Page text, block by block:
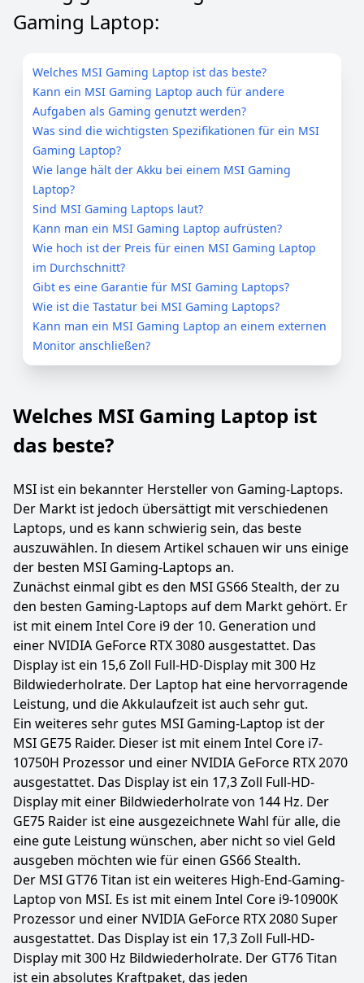
Anzeigen
Gaming Laptop:
Welches MSI Gaming Laptop ist das beste?
Kann ein MSI Gaming Laptop auch für andere
Aufgaben als Gaming genutzt werden?
Was sind die wichtigsten Spezifikationen für ein MSI
Gaming Laptop?
Wie lange hält der Akku bei einem MSI Gaming
Laptop?
Sind MSI Gaming Laptops laut?
Kann man ein MSI Gaming Laptop aufrüsten?
Wie hoch ist der Preis für einen MSI Gaming Laptop
im Durchschnitt?
Gibt es eine Garantie für MSI Gaming Laptops?
Wie ist die Tastatur bei MSI Gaming Laptops?
Kann man ein MSI Gaming Laptop an einem externen
Monitor anschließen?
Welches MSI Gaming Laptop ist
das beste?
MSI ist ein bekannter Hersteller von Gaming-Laptops.
Der Markt ist jedoch übersättigt mit verschiedenen
Laptops, und es kann schwierig sein, das beste
auszuwählen. In diesem Artikel schauen wir uns einige
der besten MSI Gaming-Laptops an.
Zunächst einmal gibt es den MSI GS66 Stealth, der zu
den besten Gaming-Laptops auf dem Markt gehört. Er
ist mit einem Intel Core i9 der 10. Generation und
einer NVIDIA GeForce RTX 3080 ausgestattet. Das
Display ist ein 15,6 Zoll Full-HD-Display mit 300 Hz
Bildwiederholrate. Der Laptop hat eine hervorragende
Leistung, und die Akkulaufzeit ist auch sehr gut.
Ein weiteres sehr gutes MSI Gaming-Laptop ist der
MSI GE75 Raider. Dieser ist mit einem Intel Core i7-
10750H Prozessor und einer NVIDIA GeForce RTX 2070
ausgestattet. Das Display ist ein 17,3 Zoll Full-HD-
Display mit einer Bildwiederholrate von 144 Hz. Der
GE75 Raider ist eine ausgezeichnete Wahl für alle, die
eine gute Leistung wünschen, aber nicht so viel Geld
ausgeben möchten wie für einen GS66 Stealth.
Der MSI GT76 Titan ist ein weiteres High-End-Gaming-
Laptop von MSI. Es ist mit einem Intel Core i9-10900K
Prozessor und einer NVIDIA GeForce RTX 2080 Super
ausgestattet. Das Display ist ein 17,3 Zoll Full-HD-
Display mit 300 Hz Bildwiederholrate. Der GT76 Titan
ist ein absolutes Kraftpaket, das jeden